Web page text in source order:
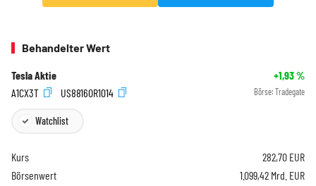
Behandelter Wert
Tesla Aktie +1,93%
A1CX3T
US88160R1014 Börse: Tradegate
Watchlist
Kurs 282,70 EUR
Börsenwert
1.099,42 Mrd. EUR